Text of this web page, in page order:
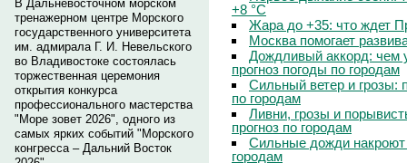
В Дальневосточном морском
тренажерном центре Морского
государственного университета
им. адмирала Г. И. Невельского
во Владивостоке состоялась
торжественная церемония
открытия конкурса
профессионального мастерства
"Море зовет 2026", одного из
самых ярких событий "Морского
конгресса – Дальний Восток
+8 °C
Жара до +35: что ждет
Москва помогает
Дождливый аккорд: чем
прогноз погоды по городам
Сильный ветер и грозы:
по городам
Ливни, грозы и
прогноз по городам
Сильные дожди
городам